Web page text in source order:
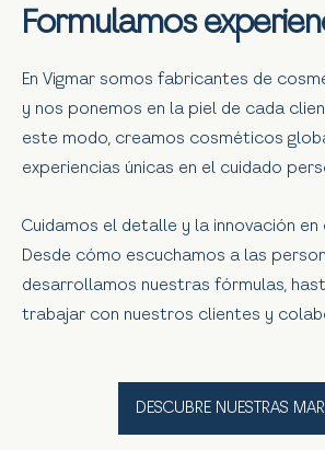
Formulamos
En Vigmar somos fabricantes de
y nos ponemos en la piel de cada
este modo, creamos cosméticos
experiencias únicas en el cuidado
Cuidamos el detalle y la innovación
Desde cómo escuchamos a las
desarrollamos nuestras fórmulas,
trabajar con nuestros clientes y
DESCUBRE NUESTRAS